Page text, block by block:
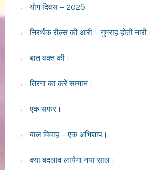
योग दिवस – 2026
निरर्थक रील्स की आरी – गुमराह होती नारी।
बात वक्त की।
तिरंगा का करें सम्मान।
एक सफर।
बाल विवाह – एक अभिशाप।
क्या बदलाव लायेगा नया साल।